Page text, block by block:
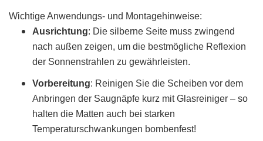
Wichtige Anwendungs- und Montagehinweise:
Ausrichtung: Die silberne Seite muss zwingend
nach außen zeigen, um die bestmögliche Reflexion
der Sonnenstrahlen zu gewährleisten.
Vorbereitung: Reinigen Sie die Scheiben vor dem
Anbringen der Saugnäpfe kurz mit Glasreiniger – so
halten die Matten auch bei starken
Temperaturschwankungen bombenfest!